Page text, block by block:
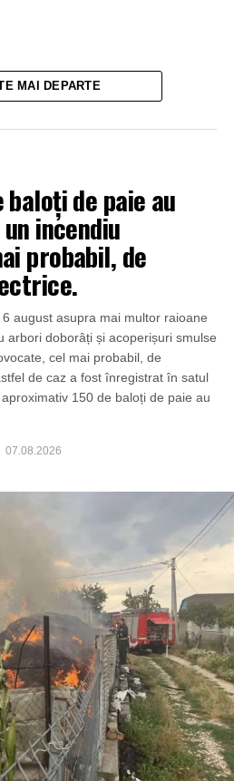
MAI DEPARTE
baloți de paie au
incendiu
probabil, de
august asupra mai multor raioane
arbori doborâți și acoperișuri smulse
cel mai probabil, de
de caz a fost înregistrat în satul
150 de baloți de paie au
07.08.2026